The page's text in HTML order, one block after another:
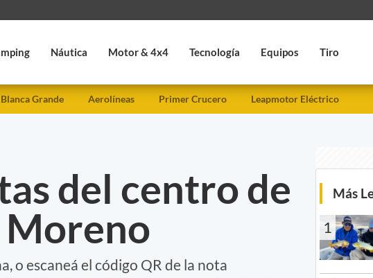
Náutica Motor & 4x4 Tecnología Equipos Tiro
Blanca Grande Aerolíneas Primer Crucero Leapmotor Eléctrico
del centro de
o escaneá el código QR de la nota
Más
1